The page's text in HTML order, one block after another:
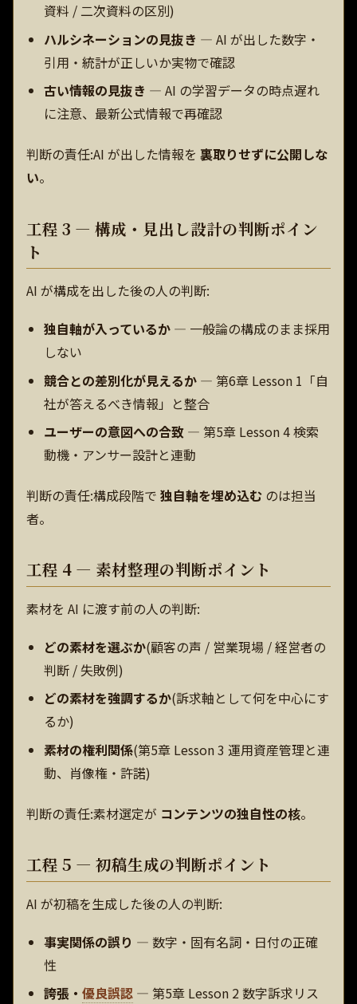
資料 / 二次資料の区別)
ハルシネーションの見抜き — AI が出した数字・
引用・統計が正しいか実物で確認
古い情報の見抜き — AI の学習データの時点遅れ
に注意、最新公式情報で再確認
判断の責任:AI が出した情報を 裏取りせずに公開しな
い。
工程 3 — 構成・見出し設計の判断ポイン
ト
AI が構成を出した後の人の判断:
独自軸が入っているか — 一般論の構成のまま採用
しない
競合との差別化が見えるか — 第6章 Lesson 1「自
社が答えるべき情報」と整合
ユーザーの意図への合致 — 第5章 Lesson 4 検索
動機・アンサー設計と連動
判断の責任:構成段階で 独自軸を埋め込む のは担当
者。
工程 4 — 素材整理の判断ポイント
素材を AI に渡す前の人の判断:
どの素材を選ぶか(顧客の声 / 営業現場 / 経営者の
判断 / 失敗例)
どの素材を強調するか(訴求軸として何を中心にす
るか)
素材の権利関係(第5章 Lesson 3 運用資産管理と連
動、肖像権・許諾)
判断の責任:素材選定が コンテンツの独自性の核。
工程 5 — 初稿生成の判断ポイント
AI が初稿を生成した後の人の判断:
事実関係の誤り — 数字・固有名詞・日付の正確
性
誇張・優良誤認 — 第5章 Lesson 2 数字訴求リス